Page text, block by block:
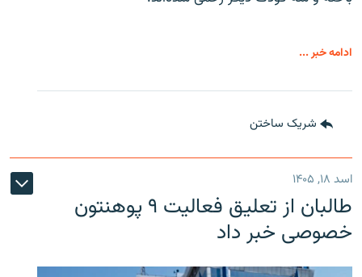
ادامه خبر ...
شریک ساختن
اسد ۱۸, ۱۴۰۵
طالبان از تعلیق فعالیت ۹ پوهنتون
خصوصی خبر داد